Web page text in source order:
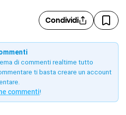
Condividi
di commenti realtime tutto
ti basta creare un account
commenti!